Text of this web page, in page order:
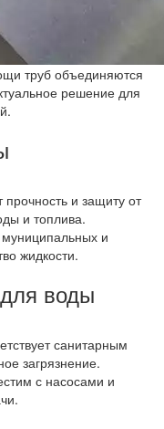
труб объединяются
решение для
и защиту от
и топлива.
и
жидкости.
воды
санитарным
загрязнение.
с насосами и